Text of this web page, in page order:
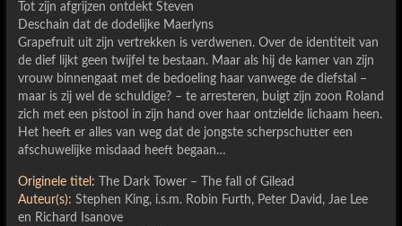
Tot zijn afgrijzen ontdekt Steven
Deschain dat de dodelijke Maerlyns
Grapefruit uit zijn vertrekken is verdwenen. Over de identiteit van
de dief lijkt geen twijfel te bestaan. Maar als hij de kamer van zijn
vrouw binnengaat met de bedoeling haar vanwege de diefstal –
maar is zij wel de schuldige? – te arresteren, buigt zijn zoon Roland
zich met een pistool in zijn hand over haar ontzielde lichaam heen.
Het heeft er alles van weg dat de jongste scherpschutter een
afschuwelijke misdaad heeft begaan…
Originele titel: The Dark Tower – The fall of Gilead
Auteur(s): Stephen King, i.s.m. Robin Furth, Peter David, Jae Lee
en Richard Isanove